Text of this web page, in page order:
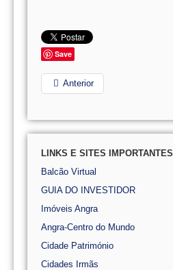
Save
Anterior
LINKS E SITES IMPORTANTES
Balcão Virtual
GUIA DO INVESTIDOR
Imóveis Angra
Angra-Centro do Mundo
Cidade Património
Cidades Irmãs